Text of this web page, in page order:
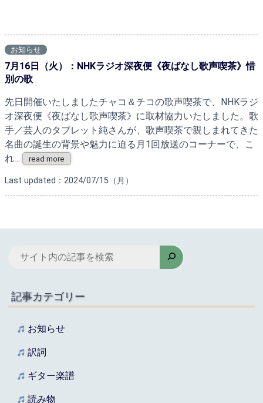
お知らせ
7月16日（火）：NHKラジオ深夜便《夜ばなし歌声喫茶》惜
別の歌
先日開催いたしましたチャコ＆チコの歌声喫茶で、NHKラジ
オ深夜便《夜ばなし歌声喫茶》に取材協力いたしました。歌
手／芸人のタブレット純さんが、歌声喫茶で親しまれてきた
名曲の誕生の背景や魅力に迫る月1回放送のコーナーで、こ
れ…
read more
Last updated：2024/07/15（月）
記事カテゴリー
お知らせ
訳詞
ギター楽譜
読み物